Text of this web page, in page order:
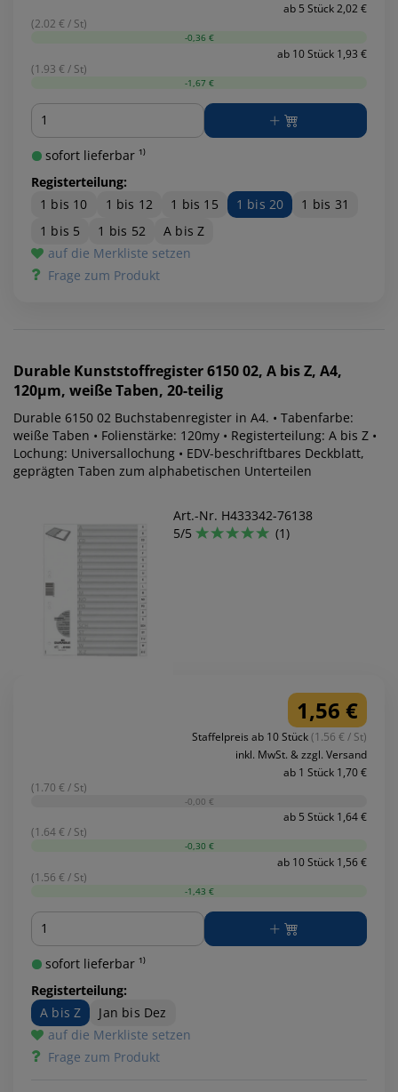
ab 5 Stück 2,02 €
(2.02 € / St)
-0,36 €
ab 10 Stück 1,93 €
(1.93 € / St)
-1,67 €
Menge
sofort lieferbar ¹⁾
Registerteilung:
1 bis 10
1 bis 12 1 bis 15 1 bis 20
1 bis 31
1 bis 5
1 bis 52
A bis Z
auf die Merkliste setzen
Frage zum Produkt
Durable Kunststoffregister 6150 02, A bis Z, A4,
120µm, weiße Taben, 20-teilig
Durable 6150 02 Buchstabenregister in A4. • Tabenfarbe:
weiße Taben • Folienstärke: 120my • Registerteilung: A bis Z •
Lochung: Universallochung • EDV-beschriftbares Deckblatt,
geprägten Taben zum alphabetischen Unterteilen
Art.-Nr. H433342-76138
5/5
(1)
1,56 €
Staffelpreis ab 10 Stück(1.56 € / St)
inkl. MwSt. & zzgl. Versand
ab 1 Stück 1,70 €
(1.70 € / St)
-0,00 €
ab 5 Stück 1,64 €
(1.64 € / St)
-0,30 €
ab 10 Stück 1,56 €
(1.56 € / St)
-1,43 €
Menge
sofort lieferbar ¹⁾
Registerteilung:
A bis Z
Jan bis Dez
auf die Merkliste setzen
Frage zum Produkt